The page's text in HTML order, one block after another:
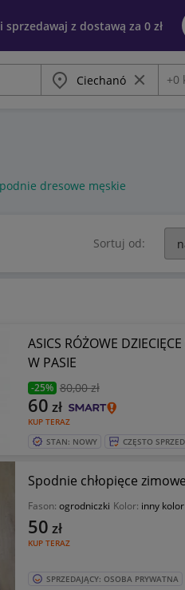
z dostawą za 0 zł
Miasto Wyczyść
+0
dresowe męskie
Sortuj od:
ASICS RÓŻOWE
W PASIE
-25% 80,00 zł
KUP TERAZ
60 zł
STAN: NOWY CZĘSTO
Spodnie chłopięce
Fason: ogrodniczki Kolor: inny kolor
KUP TERAZ
50 zł
SPRZEDAJĄCY: OSOBA PRYWATNA